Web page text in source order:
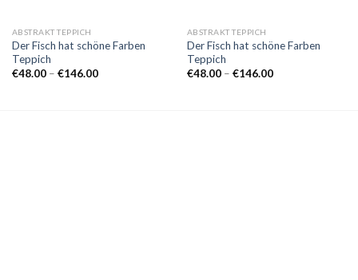
ABSTRAKT TEPPICH
Der Fisch hat schöne Farben
Teppich
€48.00 – €146.00Preisspanne:
ABSTRAKT TEPPICH
Der Fisch hat schöne Farben
Teppich
€48.00 – €146.00Preisspanne: